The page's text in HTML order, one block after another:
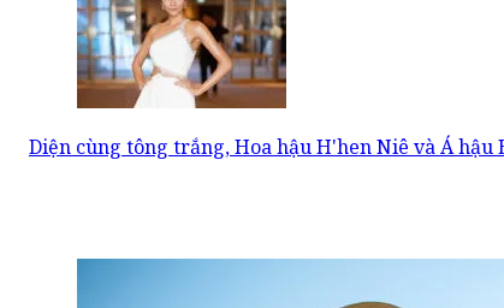
Diện cùng tông trắng, Hoa hậu H'hen Niê và Á